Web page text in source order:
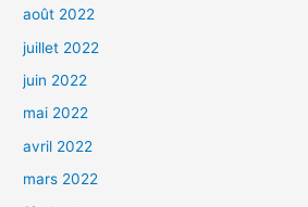
août 2022
juillet 2022
juin 2022
mai 2022
avril 2022
mars 2022